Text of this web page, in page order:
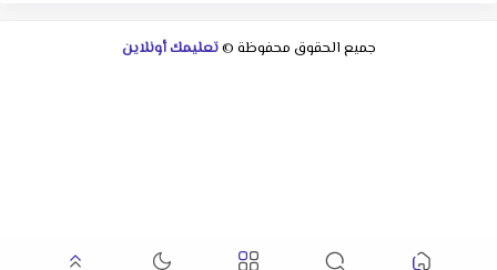
جميع الحقوق محفوظة ©تعليمك أونلاين